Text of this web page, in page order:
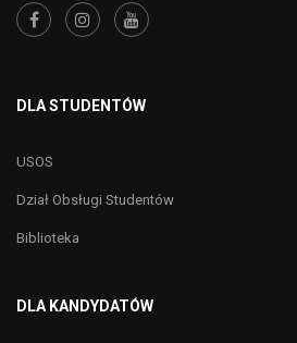
DLA STUDENTÓW
USOS
Dział Obsługi Studentów
Biblioteka
DLA KANDYDATÓW